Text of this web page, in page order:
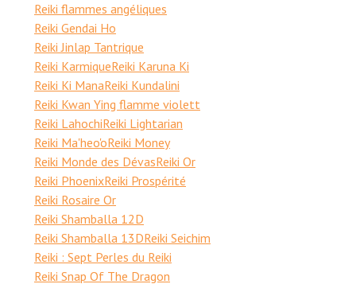
Reiki flammes angéliques
Reiki Gendai Ho
Reiki Jinlap Tantrique
Reiki KarmiqueReiki Karuna Ki
Reiki Ki ManaReiki Kundalini
Reiki Kwan Ying flamme violett
Reiki LahochiReiki Lightarian
Reiki Ma'heo'oReiki Money
Reiki Monde des DévasReiki Or
Reiki PhoenixReiki Prospérité
Reiki Rosaire Or
Reiki Shamballa 12D
Reiki Shamballa 13DReiki Seichim
Reiki : Sept Perles du Reiki
Reiki Snap Of The Dragon